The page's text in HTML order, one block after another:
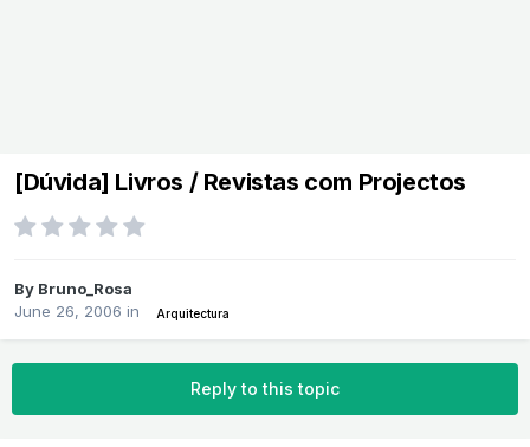
[Dúvida] Livros / Revistas com Projectos
By Bruno_Rosa
June 26, 2006 in Arquitectura
Reply to this topic